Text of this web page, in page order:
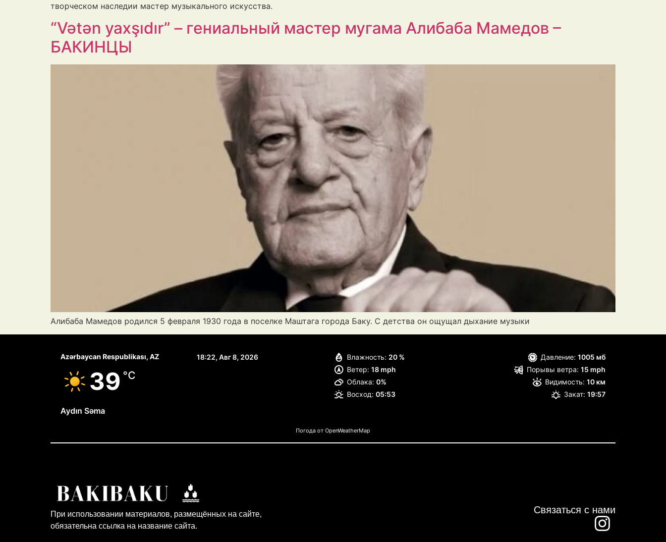
творческом наследии мастер музыкального искусства.
“Vətən yaxşıdır” – гениальный мастер мугама Алибаба Мамедов –
БАКИНЦЫ
Алибаба Мамедов родился 5 февраля 1930 года в поселке Маштага города Баку. С детства он ощущал дыхание музыки
Azərbaycan Respublikası, AZ 18:22, Авг 8, 2026
39 °C
Aydın Səma
Влажность: 20 % Давление: 1005 мб
Ветер: 18 mph Порывы ветра: 15 mph
Облака: 0% Видимость: 10 км
Восход: 05:53 Закат: 19:57
Погода от OpenWeatherMap
При использовании материалов, размещённых на сайте,
обязательна ссылка на название сайта.
Связаться с нами